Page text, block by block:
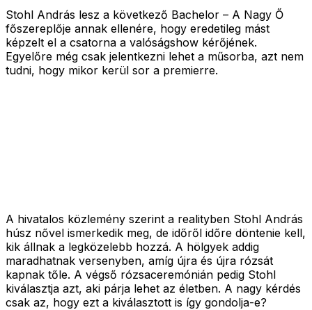
Stohl András lesz a következő Bachelor – A Nagy Ő
főszereplője annak ellenére, hogy eredetileg mást
képzelt el a csatorna a valóságshow kérőjének.
Egyelőre még csak jelentkezni lehet a műsorba, azt nem
tudni, hogy mikor kerül sor a premierre.
A hivatalos közlemény szerint a realityben Stohl András
húsz nővel ismerkedik meg, de időről időre döntenie kell,
kik állnak a legközelebb hozzá. A hölgyek addig
maradhatnak versenyben, amíg újra és újra rózsát
kapnak tőle. A végső rózsaceremónián pedig Stohl
kiválasztja azt, aki párja lehet az életben. A nagy kérdés
csak az, hogy ezt a kiválasztott is így gondolja-e?